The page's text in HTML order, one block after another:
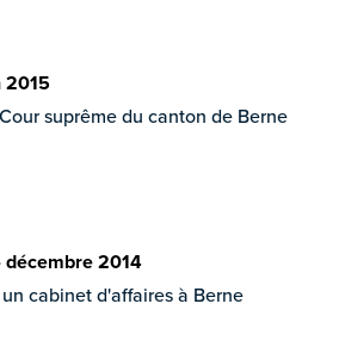
2015
suprême du canton de Berne
2014
cabinet d'affaires à Berne